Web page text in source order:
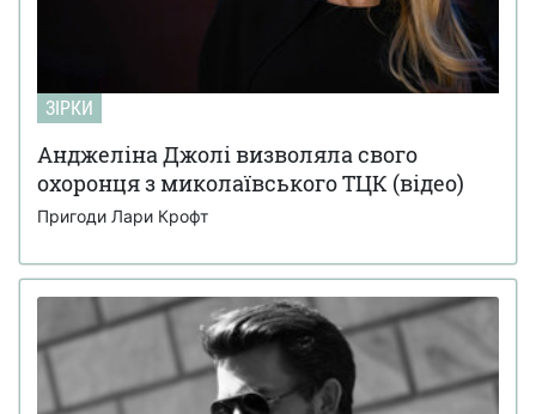
ЗІРКИ
Анджеліна Джолі визволяла свого
охоронця з миколаївського ТЦК (відео)
Пригоди Лари Крофт